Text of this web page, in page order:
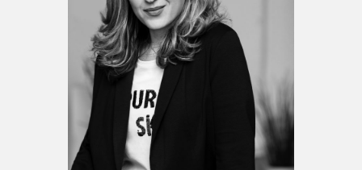
Espace enseignant·e·s
Espace pro